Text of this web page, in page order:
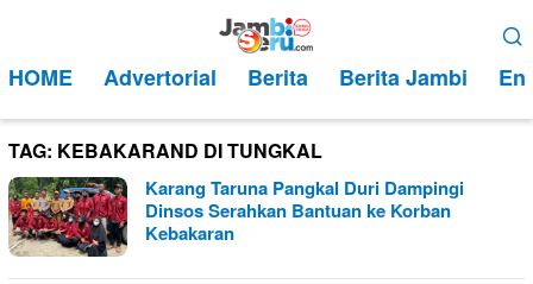
kontenMobile
HOME Advertorial Berita Berita Jambi
TAG: KEBAKARAND DI TUNGKAL
Karang Taruna Pangkal Duri Dampingi
Dinsos Serahkan Bantuan ke Korban
Kebakaran